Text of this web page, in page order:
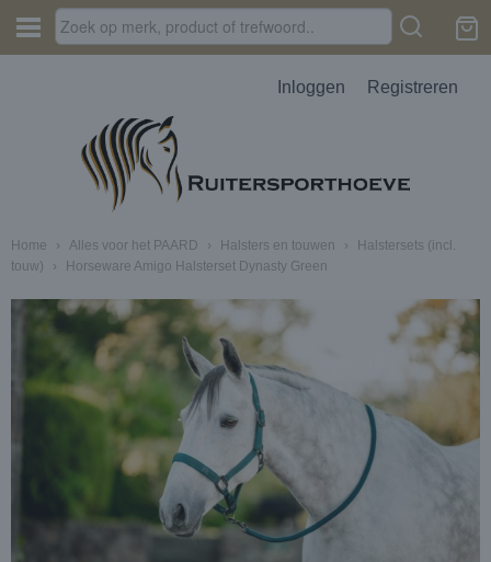
Inloggen Registreren
Home › Alles voor het PAARD › Halsters en touwen ›
Halstersets (incl.
touw)
› Horseware Amigo Halsterset Dynasty Green